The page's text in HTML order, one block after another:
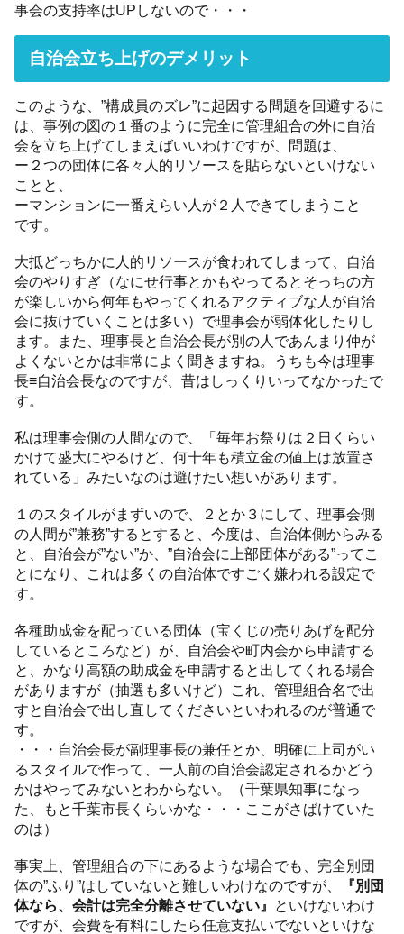
事会の支持率はUPしないので・・・
自治会立ち上げのデメリット
このような、”構成員のズレ”に起因する問題を回避するに
は、事例の図の１番のように完全に管理組合の外に自治
会を立ち上げてしまえばいいわけですが、問題は、
ー２つの団体に各々人的リソースを貼らないといけない
ことと、
ーマンションに一番えらい人が２人できてしまうこと
です。
大抵どっちかに人的リソースが食われてしまって、自治
会のやりすぎ（なにせ行事とかもやってるとそっちの方
が楽しいから何年もやってくれるアクティブな人が自治
会に抜けていくことは多い）で理事会が弱体化したりし
ます。また、理事長と自治会長が別の人であんまり仲が
よくないとかは非常によく聞きますね。うちも今は理事
長≡自治会長なのですが、昔はしっくりいってなかったで
す。
私は理事会側の人間なので、「毎年お祭りは２日くらい
かけて盛大にやるけど、何十年も積立金の値上は放置さ
れている」みたいなのは避けたい想いがあります。
１のスタイルがまずいので、２とか３にして、理事会側
の人間が”兼務”するとすると、今度は、自治体側からみる
と、自治会が”ない”か、”自治会に上部団体がある”ってこ
とになり、これは多くの自治体ですごく嫌われる設定で
す。
各種助成金を配っている団体（宝くじの売りあげを配分
しているところなど）が、自治会や町内会から申請する
と、かなり高額の助成金を申請すると出してくれる場合
がありますが（抽選も多いけど）これ、管理組合名で出
すと自治会で出し直してくださいといわれるのが普通で
す。
・・・自治会長が副理事長の兼任とか、明確に上司がい
るスタイルで作って、一人前の自治会認定されるかどう
かはやってみないとわからない。（千葉県知事になっ
た、もと千葉市長くらいかな・・・ここがさばけていた
のは）
事実上、管理組合の下にあるような場合でも、完全別団
体の”ふり”はしていないと難しいわけなのですが、
『別団
体なら、会計は完全分離させていない』
といけないわけ
ですが、会費を有料にしたら任意支払いでないといけな